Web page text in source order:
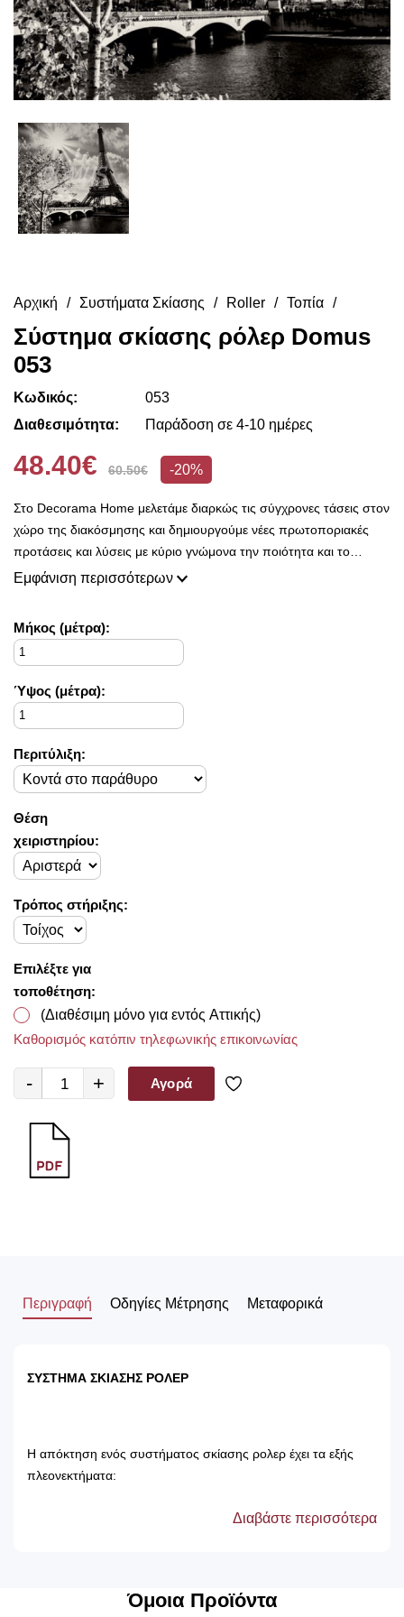
Αρχική Συστήματα Σκίασης Roller Τοπία
Σύστημα σκίασης ρόλερ Domus
053
Κωδικός:
053
Διαθεσιμότητα:
Παράδοση σε 4-10 ημέρες
48.40€ 60.50€ -20%
Στο Decorama Home μελετάμε διαρκώς τις σύγχρονες τάσεις στον
χώρο της διακόσμησης και δημιουργούμε νέες πρωτοποριακές
προτάσεις και λύσεις με κύριο γνώμονα την ποιότητα και το
ασύγκριτο design, προκειμένου να είμαστε πάντοτε σε θέση να
φρέσκες ιδέες διακόσμησης, που ικανοποιούν ακόμη και τους πιο
απαιτητικούς!
ασύγκριτο στυλ στο προσωπικό σας χώρο και να τον αναδείξουμε
με τον πιο όμορφο τρόπο!
Εμφάνιση περισσότερων
Mήκος (μέτρα):
Ύψος (μέτρα):
Περιτύλιξη:
Θέση
χειριστηρίου:
Τρόπος στήριξης:
Επιλέξτε για
τοποθέτηση:
(Διαθέσιμη μόνο για εντός Αττικής)
Καθορισμός κατόπιν τηλεφωνικής επικοινωνίας
- + Αγορά
Περιγραφή Οδηγίες Μέτρησης Μεταφορικά
ΣΥΣΤΗΜΑ ΣΚΙΑΣΗΣ ΡΟΛΕΡ
Η απόκτηση ενός συστήματος σκίασης ρολερ έχει τα εξής
πλεονεκτήματα:
μόνο με ένα ελαφρός νωπό βέτεξ ή με
ατμοκαθαριστή.
Διαβάστε περισσότερα
Όμοια Προϊόντα